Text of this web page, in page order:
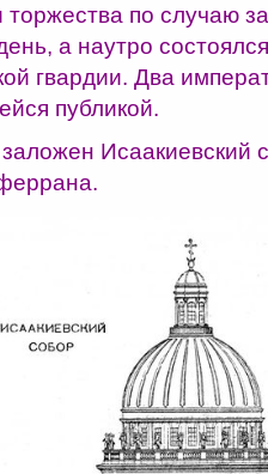
торжества по случаю
а наутро
гвардии. Два
публикой.
Исаакиевский